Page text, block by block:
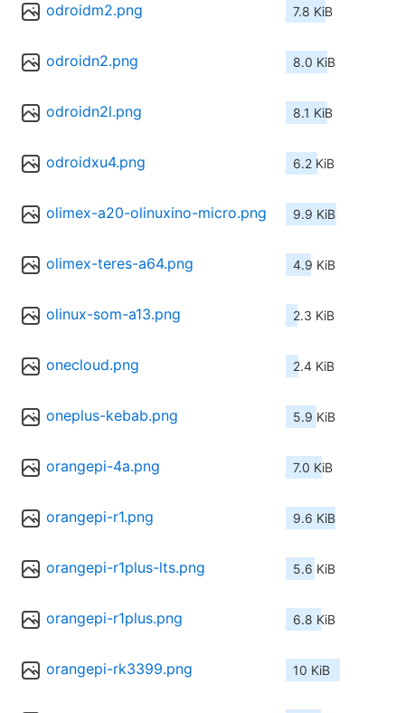
odroidm2.png 7.8 KiB
odroidn2.png 8.0 KiB
odroidn2l.png 8.1 KiB
odroidxu4.png 6.2 KiB
olimex-a20-olinuxino-micro.png 9.9 KiB
olimex-teres-a64.png 4.9 KiB
olinux-som-a13.png 2.3 KiB
onecloud.png 2.4 KiB
oneplus-kebab.png 5.9 KiB
orangepi-4a.png 7.0 KiB
orangepi-r1.png 9.6 KiB
orangepi-r1plus-lts.png 5.6 KiB
orangepi-r1plus.png 6.8 KiB
orangepi-rk3399.png 10 KiB